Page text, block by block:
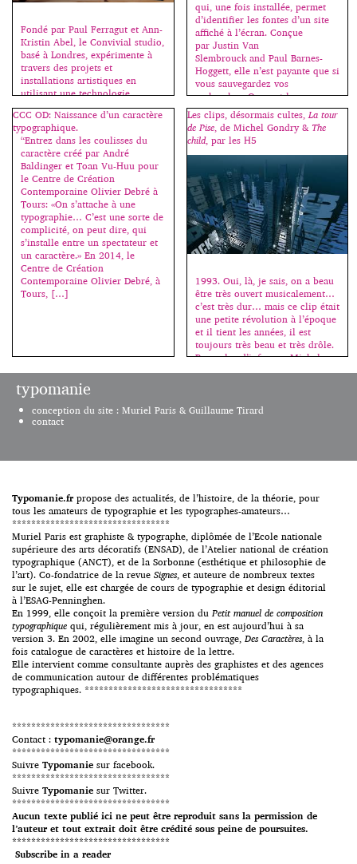
Fondé par Paul Ferragut et Ann-
Kristin Abel, le Convivial studio,
basé à Londres, expérimente à
travers des projets et
installations artistiques en
utilisant une technologie
innovante. On peut lire sur le
blog Graphiline : Si cette
nouvelle technique fonctionne
sans téléphone portable, elle
nécessite cependant un
ordinateur, un projecteur et une
Kinect. La Kinect est un boîtier
[…]
qui, une fois installée, permet
d’identifier les fontes d’un site
affiché à l’écran. Conçue
par Justin Van
Slembrouck and Paul Barnes-
Hoggett, elle n’est payante que si
vous sauvegardez vos
recherches. On peut la
télécharger ici
: www.typesample.com.
[…]
CCC OD: Naissance d’un caractère
typographique.
“Entrez dans les coulisses du
caractère créé par André
Baldinger et Toan Vu-Huu pour
le Centre de Création
Contemporaine Olivier Debré à
Tours: «On s’attache à une
typographie… C’est une sorte de
complicité, on peut dire, qui
s’installe entre un spectateur et
un caractère.» En 2014, le
Centre de Création
Contemporaine Olivier Debré, à
Tours, […]
Les clips, désormais cultes,La tour
de Pise, de Michel Gondry &The
child, par les H5
1993. Oui, là, je sais, on a beau
être très ouvert musicalement…
c’est très dur… mais ce clip était
une petite révolution à l’époque
et il tient les années, il est
toujours très beau et très drôle.
Pour plus d’infos sur Michel
Gondry -> ici et ici. 1999. Les
typomanie
conception du site : Muriel Paris & Guillaume Tirard
contact
Typomanie.fr propose des actualités, de l’histoire, de la théorie, pour
tous les amateurs de typographie et les typographes-amateurs…
*********************************
Muriel Paris est graphiste & typographe, diplômée de l’Ecole nationale
supérieure des arts décoratifs (ENSAD), de l’Atelier national de création
typographique (ANCT), et de la Sorbonne (esthétique et philosophie de
l’art). Co-fondatrice de la revue Signes, et auteure de nombreux textes
sur le sujet, elle est chargée de cours de typographie et design éditorial
à l’ESAG-Penninghen.
En 1999, elle conçoit la première version duPetit manuel de composition
typographique qui, régulièrement mis à jour, en est aujourd’hui à sa
version 3. En 2002, elle imagine un second ouvrage, Des Caractères, à la
fois catalogue de caractères et histoire de la lettre.
Elle intervient comme consultante auprès des graphistes et des agences
de communication autour de différentes problématiques
typographiques. *********************************
*********************************
Contact : typomanie@orange.fr
*********************************
Suivre Typomanie sur facebook.
*********************************
Suivre Typomanie sur Twitter.
*********************************
Aucun texte publié ici ne peut être reproduit sans la permission de
l’auteur et tout extrait doit être crédité sous peine de poursuites.
*********************************
Subscribe in a reader